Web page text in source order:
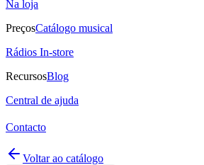
Na loja
PreçosCatálogo musical
Rádios In-store
RecursosBlog
Central de ajuda
Contacto
Voltar ao catálogo